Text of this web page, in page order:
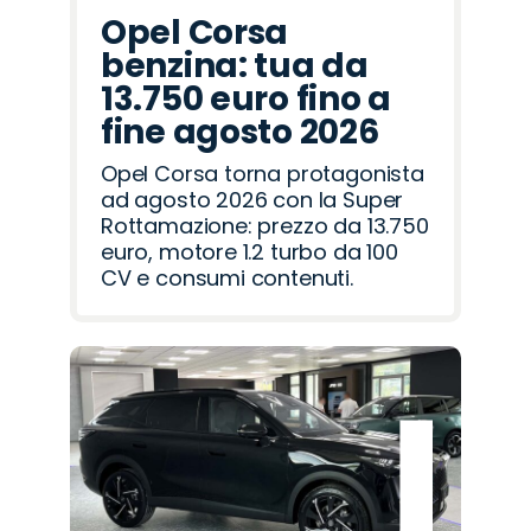
Opel Corsa
benzina: tua da
13.750 euro fino a
fine agosto 2026
Opel Corsa torna protagonista
ad agosto 2026 con la Super
Rottamazione: prezzo da 13.750
euro, motore 1.2 turbo da 100
CV e consumi contenuti.